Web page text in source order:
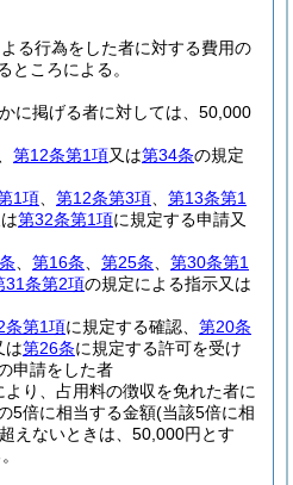
る行為をした者に対する費用の
ところによる。
に掲げる者に対しては、50,000
第12条第1項又は第34条の規定
1項 第12条第3項
第13条第1
第32条第1項に規定する申請又
第16条 第25条
第30条第1
31条第2項の規定による指示又は
条第1項に規定する確認、 第20条
は第26条に規定する許可を受け
申請をした者
り、占用料の徴収を免れた者に
5倍に相当する金額(当該5倍に相
えないときは、50,000円とす